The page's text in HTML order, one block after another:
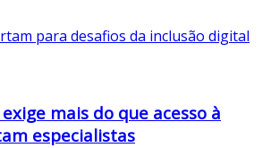
mais do que acesso à
especialistas